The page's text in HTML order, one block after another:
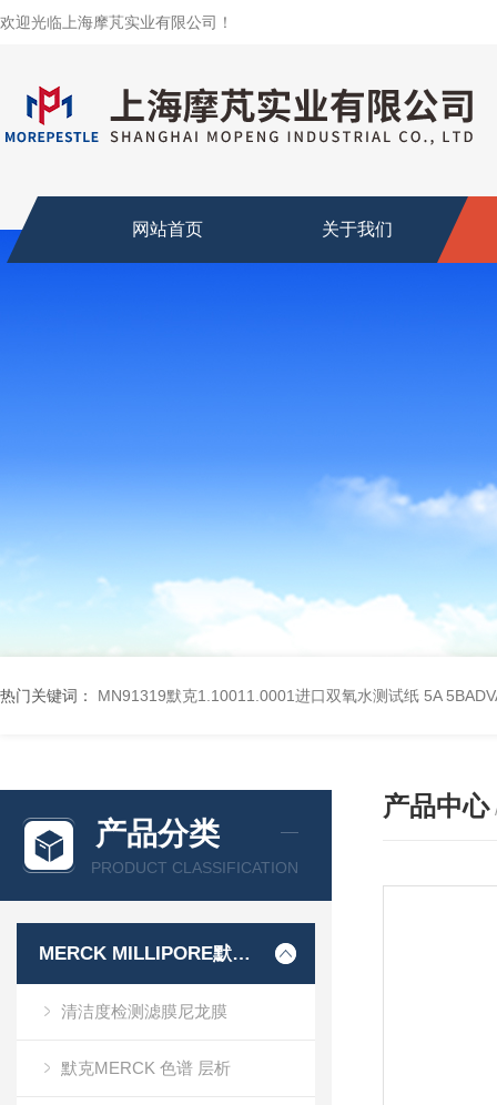
欢迎光临上海摩芃实业有限公司！
网站首页 关于我们
热门关键词： MN91319默克1.10011.0001进口双氧水测试纸 5A
产品分类
PRODUCT CLASSIFICATION
MERCK MILLIPORE默克密理博产品
清洁度检测滤膜尼龙膜
默克MERCK 色谱 层析
产品中心